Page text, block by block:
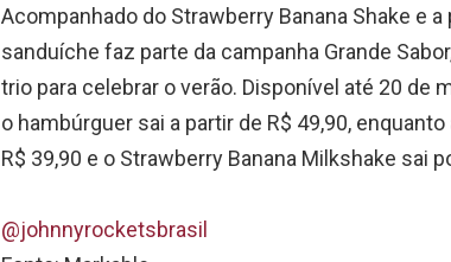
Acompanhado do Strawberry Banana Shake e
sanduíche faz parte da campanha Grande
trio para celebrar o verão. Disponível até 20 de
o hambúrguer sai a partir de R$ 49,90,
R$ 39,90 e o Strawberry Banana Milkshake sai
@johnnyrocketsbrasil